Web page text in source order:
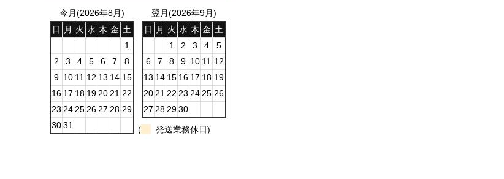
今月(2026年8月)
日 月 火 水 木 金 土
1
2
3 4 5 6 7
8
9 10 11 12 13 14 15
16 17 18 19 20 21 22
23 24 25 26 27 28 29
30 31
翌月(2026年9月)
日 月 火 水 木 金 土
1
2 3 4
5
6
7 8 9 10 11 12
13 14 15 16 17 18 19
20 21 22 23 24 25 26
27 28 29 30
( 発送業務休日)